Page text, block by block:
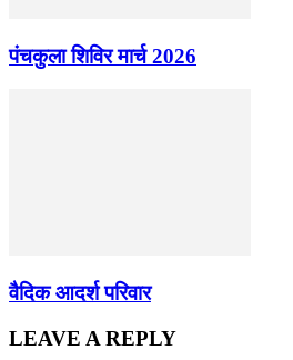
पंचकुला शिविर मार्च 2026
वैदिक आदर्श परिवार
LEAVE A REPLY